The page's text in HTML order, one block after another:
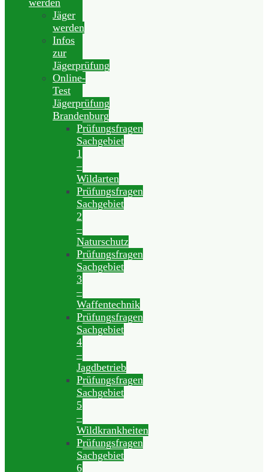
werden
Jäger
werden
Infos
zur
Jägerprüfung
Online-
Test
Jägerprüfung
Brandenburg
Prüfungsfragen
Sachgebiet
1
–
Wildarten
Prüfungsfragen
Sachgebiet
2
–
Naturschutz
Prüfungsfragen
Sachgebiet
3
–
Waffentechnik
Prüfungsfragen
Sachgebiet
4
–
Jagdbetrieb
Prüfungsfragen
Sachgebiet
5
–
Wildkrankheiten
Prüfungsfragen
Sachgebiet
6